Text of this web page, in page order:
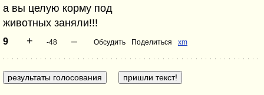
а вы целую корму под
животных заняли!!!
9 + -48 – Обсудить Поделиться xm